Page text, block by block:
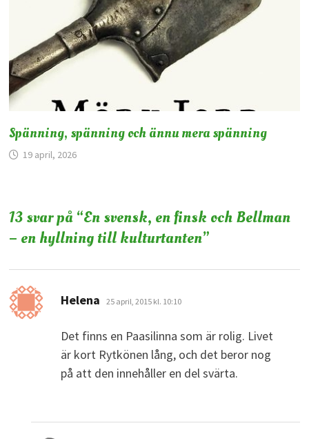
Spänning, spänning och ännu mera spänning
19 april, 2026
13 svar på “En svensk, en finsk och Bellman
– en hyllning till kulturtanten”
Helena skriver:
25 april, 2015 kl. 10:10
Det finns en Paasilinna som är rolig. Livet
är kort Rytkönen lång, och det beror nog
på att den innehåller en del svärta.